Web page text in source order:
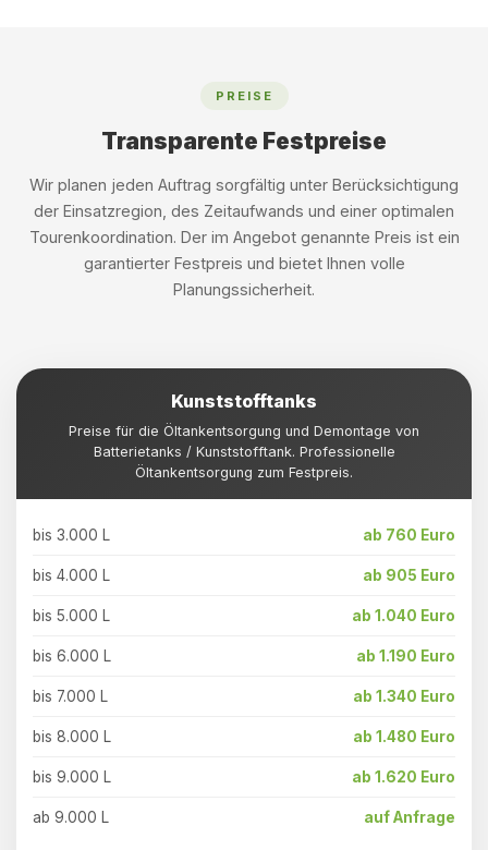
PREISE
Transparente Festpreise
Wir planen jeden Auftrag sorgfältig unter Berücksichtigung
der Einsatzregion, des Zeitaufwands und einer optimalen
Tourenkoordination. Der im Angebot genannte Preis ist ein
garantierter Festpreis und bietet Ihnen volle
Planungssicherheit.
Kunststofftanks
Preise für die Öltankentsorgung und Demontage von
Batterietanks / Kunststofftank. Professionelle
Öltankentsorgung zum Festpreis.
bis 3.000 L ab 760 Euro
bis 4.000 L ab 905 Euro
bis 5.000 L ab 1.040 Euro
bis 6.000 L ab 1.190 Euro
bis 7.000 L ab 1.340 Euro
bis 8.000 L ab 1.480 Euro
bis 9.000 L ab 1.620 Euro
ab 9.000 L auf Anfrage